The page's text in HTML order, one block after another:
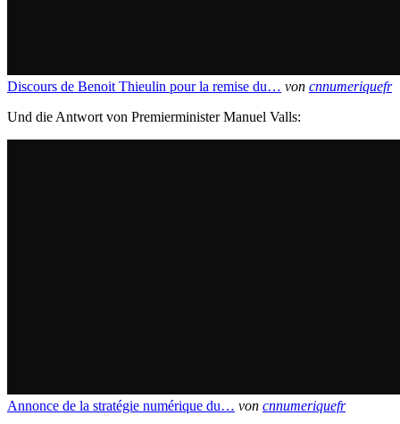
Discours de Benoit Thieulin pour la remise du… von cnnumeriquefr
Und die Antwort von Premierminister Manuel Valls:
Annonce de la stratégie numérique du… von cnnumeriquefr